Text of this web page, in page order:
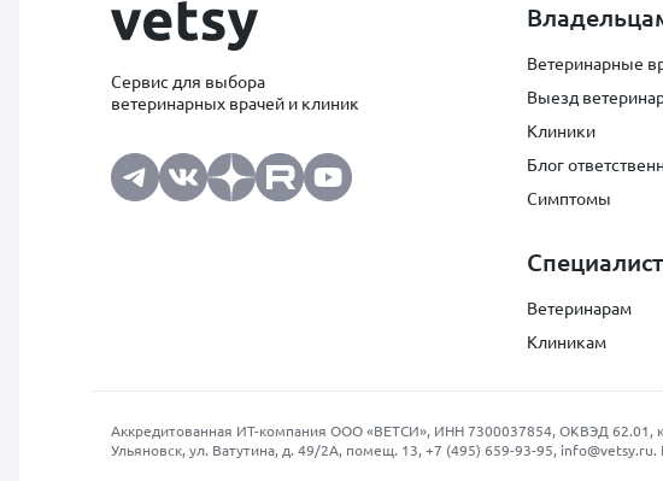
Сервис для выбора
ветеринарных врачей и клиник
Ветеринарные
Выезд
Клиники
Блог
Симптомы
Ветеринарам
Клиникам
Аккредитованная ИТ-компания ООО «ВЕТСИ», ИНН 7300037854, ОКВЭД 62.01,
Ульяновск, ул. Ватутина, д. 49/2А, помещ. 13, +7 (495) 659-93-95, info@vetsy.ru.